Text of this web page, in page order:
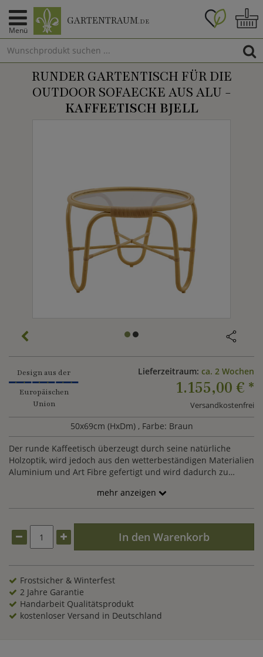
Menü
GARTENTRAUM.DE
RUNDER GARTENTISCH FÜR DIE
OUTDOOR SOFAECKE AUS ALU -
KAFFEETISCH BJELL
Design aus der
Europäischen
Union
Lieferzeitraum: ca. 2 Wochen
1.155,00 € *
Versandkostenfrei
50x69cm (HxDm) , Farbe: Braun
Der runde Kaffeetisch überzeugt durch seine natürliche
Holzoptik, wird jedoch aus den wetterbeständigen Materialien
Aluminium und Art Fibre gefertigt und wird dadurch zu
Gartentisch lässt sich hervorragend zu den Sitzmöbeln BERIT
oder CELESTE von Gartentraum kombinieren.
mehr anzeigen
In den Warenkorb
Frostsicher & Winterfest
2 Jahre Garantie
Handarbeit Qualitätsprodukt
kostenloser Versand in Deutschland